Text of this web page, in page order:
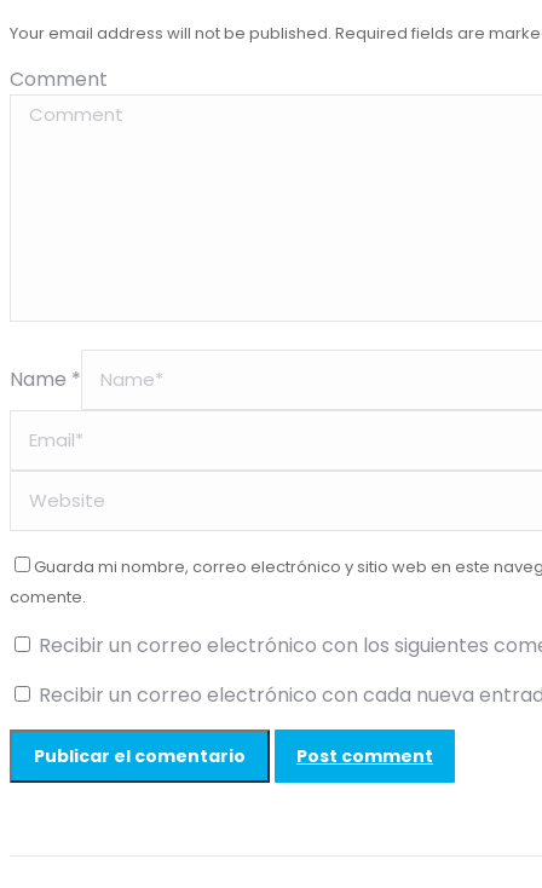
Your email address will not be published. Required fields are
Comment
Name *
Guarda mi nombre, correo electrónico y sitio web en este
comente.
Recibir un correo electrónico con los siguientes
Recibir un correo electrónico con cada nueva
Post comment